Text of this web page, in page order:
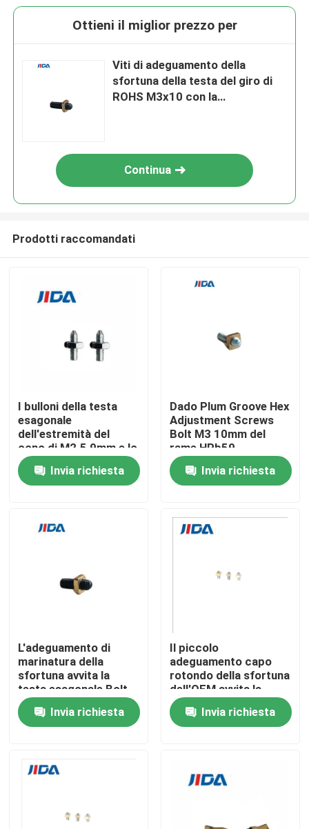
Casa.
Prodotti
Controllo Qualità
Contattaci
Casi
Richiedi un preventivo
Ottieni il miglior prezzo per
Viti di adeguamento della
sfortuna della testa del giro di
ROHS M3x10 con la
Continua
Prodotti raccomandati
I bulloni della testa
esagonale
dell'estremità del
cono di M2.5 9mm e lo
zinco bianco blu
matto hanno placcato
Invia richiesta
Dado Plum Groove Hex
Adjustment Screws
Bolt M3 10mm del
rame HPb59
Invia richiesta
L'adeguamento di
marinatura della
sfortuna avvita la
testa esagonale Bolt
di M3 10mm con il
dado H62Invia richiesta
Il piccolo
adeguamento capo
rotondo della sfortuna
dell'OEM avvita la
trafilatura M3x5.5
Invia richiesta